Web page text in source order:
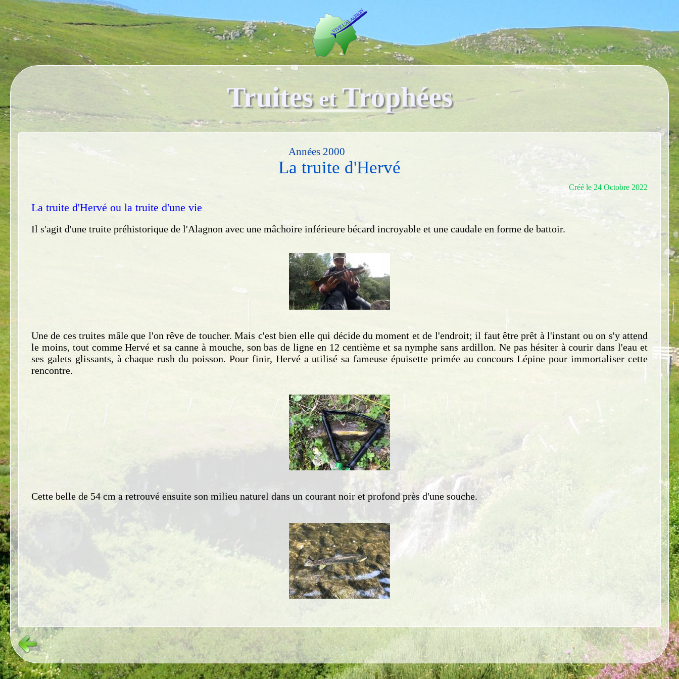
TruitesetTrophées
Années 2000
La truite d'Hervé
Créé le 24 Octobre 2022
La truite d'Hervé ou la truite d'une vie
Il s'agit d'une truite préhistorique de l'Alagnon avec une mâchoire inférieure bécard incroyable et une caudale en forme de battoir.
Une de ces truites mâle que l'on rêve de toucher. Mais c'est bien elle qui décide du moment et de l'endroit; il faut être prêt à l'instant ou on s'y attend
le moins, tout comme Hervé et sa canne à mouche, son bas de ligne en 12 centième et sa nymphe sans ardillon. Ne pas hésiter à courir dans l'eau et
ses galets glissants, à chaque rush du poisson. Pour finir, Hervé a utilisé sa fameuse épuisette primée au concours Lépine pour immortaliser cette
rencontre.
Cette belle de 54 cm a retrouvé ensuite son milieu naturel dans un courant noir et profond près d'une souche.